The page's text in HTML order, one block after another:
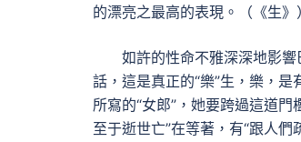
的漂亮之最高的表現。（《生》）
如許的性命不雅深深地影
話，這是真正的“樂”生，樂，
所寫的“女郎”，她要跨過這道
至于逝世亡”在等著，有“跟人